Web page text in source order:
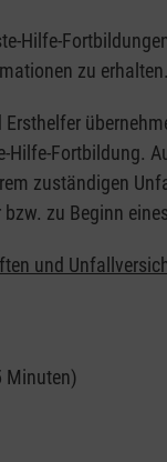
Hilfe-
zu
Hilfe-Fortbildung.
zuständigen
zu Beginn
und
Minuten)